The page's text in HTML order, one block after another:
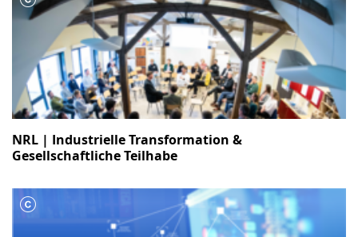
NRL | Industrielle Transformation &
Gesellschaftliche Teilhabe